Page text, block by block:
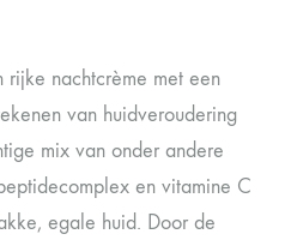
nachtcrème met een
van huidveroudering
mix van onder andere
en vitamine C
egale huid. Door de